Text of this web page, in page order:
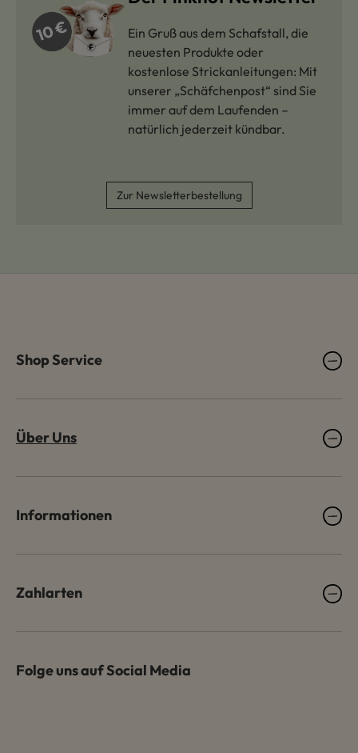
Ein Gruß aus dem Schafstall, die
neuesten Produkte oder
kostenlose Strickanleitungen: Mit
unserer „Schäfchenpost“ sind Sie
immer auf dem Laufenden –
natürlich jederzeit kündbar.
Zur Newsletterbestellung
Shop Service
Über Uns
Informationen
Zahlarten
Folge uns auf Social Media